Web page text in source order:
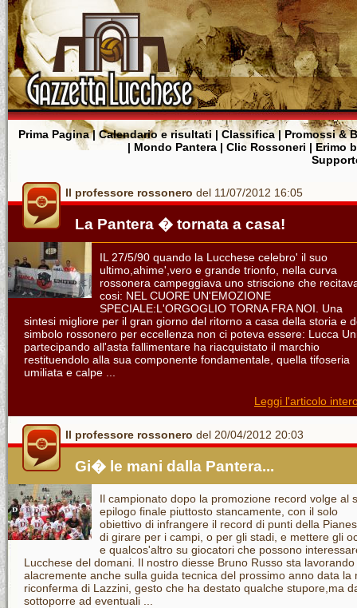
Prima Pagina| Calendario e risultati | Classifica|Promossi &
| Mondo Pantera| Clic Rossoneri | Erimo
Il professore rossonero del 11/07/2012 16:05
La Pantera � tornata a casa!
IL 27/5/90 quando la Lucchese celebro' il suo
ultimo,ahime',vero e grande trionfo, nella curva
rossonera campeggiava uno striscione che
cosi: NEL CUORE UN'EMOZIONE
SPECIALE:L'ORGOGLIO TORNA FRA NOI. Una
sintesi migliore per il gran giorno del ritorno a casa della storia e
simbolo rossonero per eccellenza non ci poteva essere: Lucca
partecipando all'asta fallimentare ha riacquistato il marchio
restituendolo alla sua componente fondamentale, quella tifoseria
umiliata e calpe ...
Leggi l'articolo
Il professore rossonero del 20/04/2012 20:03
Gi� le mani dalla Pantera...
Il campionato dopo la promozione record volge al
epilogo finale piuttosto stancamente, con il solo
obiettivo di infrangere il record di punti della
di girare per i campi, o per gli stadi, e mettere gli
e qualcos'altro su giocatori che possono
Lucchese del domani. Il nostro diesse Bruno Russo sta lavorando
alacremente anche sulla guida tecnica del prossimo anno data la
riconferma di Lazzini, gesto che ha destato qualche stupore,ma
sottoporre ad eventuali ...